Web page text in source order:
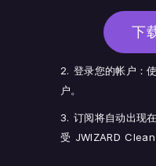
下
2. 登录您的帐户：
户。
3. 订阅将自动出现
受 JWIZARD